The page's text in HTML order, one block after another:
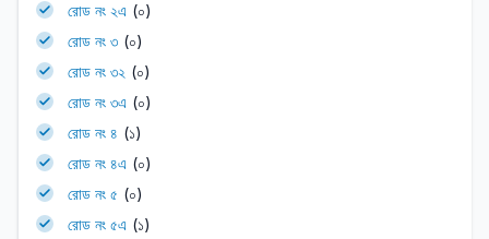
রোড নং ২এ (০)
রোড নং ৩ (০)
রোড নং ৩২ (০)
রোড নং ৩এ (০)
রোড নং ৪ (১)
রোড নং ৪এ (০)
রোড নং ৫ (০)
রোড নং ৫এ (১)